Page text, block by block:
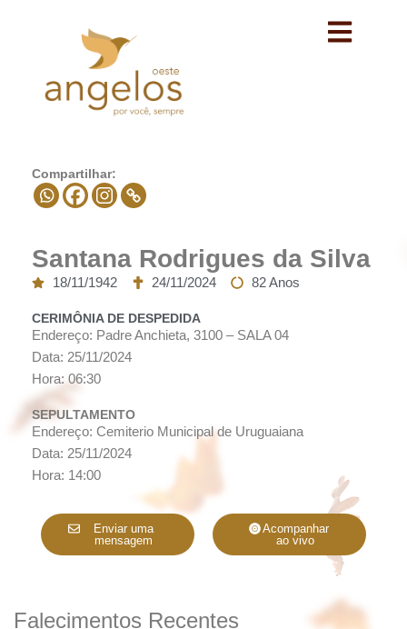
Compartilhar:
Santana Rodrigues da Silva
18/11/1942 24/11/2024 82 Anos
CERIMÔNIA DE DESPEDIDA
Endereço: Padre Anchieta, 3100 – SALA 04
Data: 25/11/2024
Hora: 06:30
SEPULTAMENTO
Endereço: Cemiterio Municipal de Uruguaiana
Data: 25/11/2024
Hora: 14:00
Enviar uma
mensagem
Acompanhar
ao vivo
Falecimentos Recentes